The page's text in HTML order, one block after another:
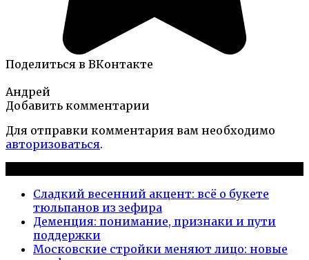
Поделиться в ВКонтакте
Андрей
Добавить комментарии
Для отправки комментария вам необходимо
авторизоваться.
Сладкий весенний акцент: всё о букете
тюльпанов из зефира
Деменция: понимание, признаки и пути
поддержки
Московские стройки меняют лицо: новые